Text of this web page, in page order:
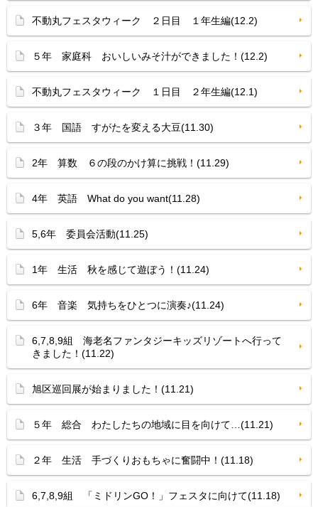
不動丸フェスタウィーク ２日目 １年生編(12.2)
５年 家庭科 おいしいみそ汁ができました！(12.2)
不動丸フェスタウィーク １日目 ２年生編(12.1)
３年 国語 すがたを変える大豆(11.30)
2年 算数 ６の段のかけ算に挑戦！(11.29)
4年 英語 What do you want(11.28)
5,6年 委員会活動(11.25)
1年 生活 秋を感じて遊ぼう！(11.24)
6年 音楽 気持ちをひとつに演奏♪(11.24)
6,7,8,9組 海老名ファンタジーキッズリゾートへ行って
きました！(11.22)
旭区巡回展が始まりました！(11.21)
５年 総合 わたしたちの地域に目を向けて…(11.21)
２年 生活 手づくりおもちゃに奮闘中！(11.18)
6,7,8,9組 「ミドリンGO！」フェスタに向けて(11.18)